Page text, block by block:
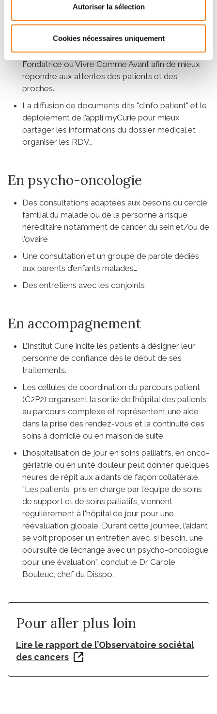
Autoriser la sélection
Cookies nécessaires uniquement
les directives anticipées…", commente Catherine
Naudet, cadre du Disspo.
L’Institut Curie a contractualisé un partenariat avec
des associations comme Service et Amitié, l’ASP-
Fondatrice ou Vivre Comme Avant afin de mieux
répondre aux attentes des patients et des
proches.
La diffusion de documents dits "d’info patient" et le
déploiement de l’appli myCurie pour mieux
partager les informations du dossier médical et
organiser les RDV…
En psycho-oncologie
Des consultations adaptées aux besoins du cercle
familial du malade ou de la personne à risque
héréditaire notamment de cancer du sein et/ou de
l’ovaire
Une consultation et un groupe de parole dédiés
aux parents d’enfants malades…
Des entretiens avec les conjoints
En accompagnement
L’Institut Curie incite les patients à désigner leur
personne de confiance dès le début de ses
traitements.
Les cellules de coordination du parcours patient
(C2P2) organisent la sortie de l’hôpital des patients
au parcours complexe et représentent une aide
dans la prise des rendez-vous et la continuité des
soins à domicile ou en maison de suite.
L’hospitalisation de jour en soins palliatifs, en onco-
gériatrie ou en unité douleur peut donner quelques
heures de répit aux aidants de façon collatérale.
"Les patients, pris en charge par l'équipe de soins
de support et de soins palliatifs, viennent
régulièrement à l'hôpital de jour pour une
réévaluation globale. Durant cette journée, l’aidant
se voit proposer un entretien avec, si besoin, une
poursuite de l’échange avec un psycho-oncologue
pour une évaluation", conclut le Dr Carole
Bouleuc, chef du Disspo.
Pour aller plus loin
Lire le rapport de l’Observatoire sociétal
des cancers